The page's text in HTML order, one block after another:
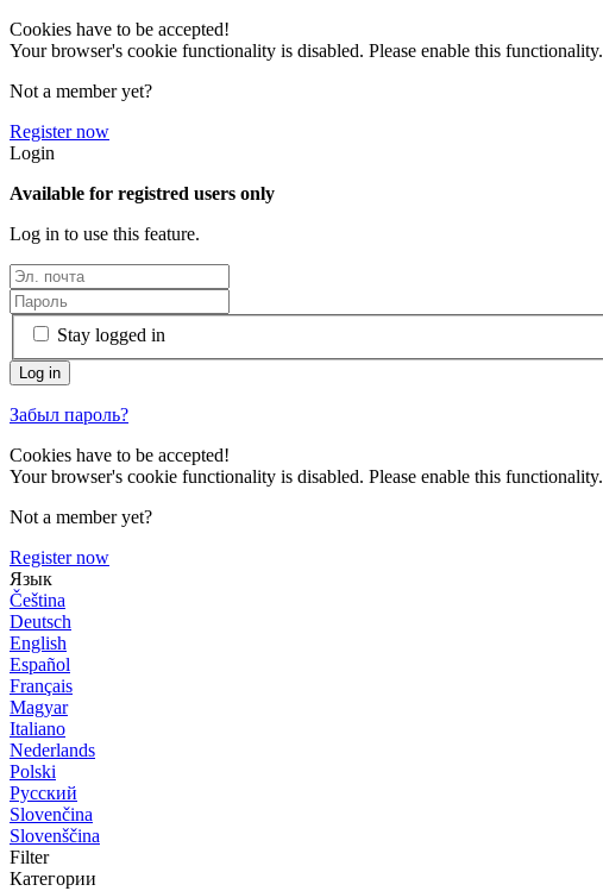
Cookies have to be accepted!
Your browser's cookie functionality is disabled. Please enable this functionality.
Not a member yet?
Register now
Login
Available for registred users only
Log in to use this feature.
Stay logged in
Забыл пароль?
Cookies have to be accepted!
Your browser's cookie functionality is disabled. Please enable this functionality.
Not a member yet?
Register now
Язык
Čeština
Deutsch
English
Español
Français
Magyar
Italiano
Nederlands
Polski
Русский
Slovenčina
Slovenščina
Filter
Категории